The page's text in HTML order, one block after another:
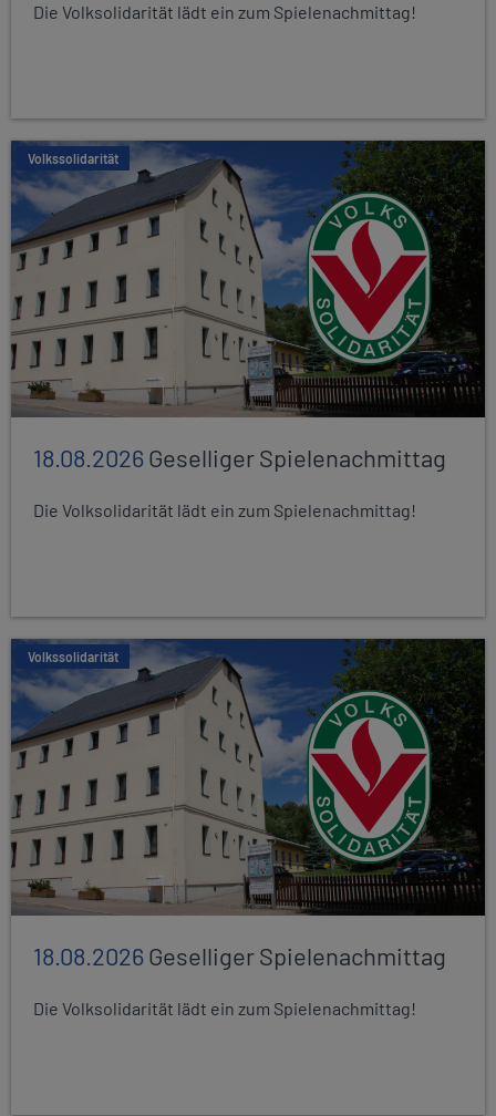
Die Volksolidarität lädt ein zum Spielenachmittag!
Volkssolidarität
18.08.2026Geselliger Spielenachmittag
Die Volksolidarität lädt ein zum Spielenachmittag!
Volkssolidarität
18.08.2026Geselliger Spielenachmittag
Die Volksolidarität lädt ein zum Spielenachmittag!